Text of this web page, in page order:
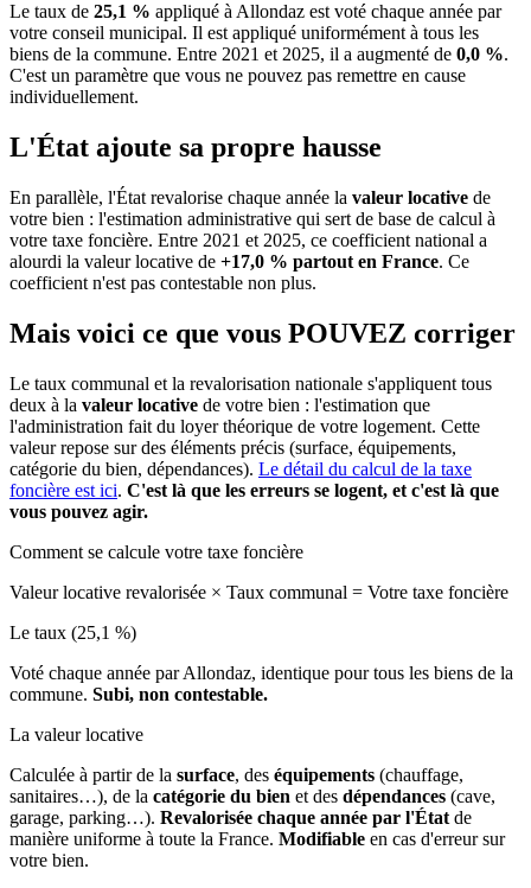
Le taux de 25,1 % appliqué à Allondaz est voté chaque année par
votre conseil municipal. Il est appliqué uniformément à tous les
biens de la commune. Entre 2021 et 2025, il a augmenté de 0,0 %.
C'est un paramètre que vous ne pouvez pas remettre en cause
individuellement.
L'État ajoute sa propre hausse
En parallèle, l'État revalorise chaque année la valeur locative de
votre bien : l'estimation administrative qui sert de base de calcul à
votre taxe foncière. Entre 2021 et 2025, ce coefficient national a
alourdi la valeur locative de +17,0 % partout en France. Ce
coefficient n'est pas contestable non plus.
Mais voici ce que vous POUVEZ corriger
Le taux communal et la revalorisation nationale s'appliquent tous
deux à la valeur locative de votre bien : l'estimation que
l'administration fait du loyer théorique de votre logement. Cette
valeur repose sur des éléments précis (surface, équipements,
catégorie du bien, dépendances). Le détail du calcul de la taxe
foncière est ici. C'est là que les erreurs se logent, et c'est là que
vous pouvez agir.
Comment se calcule votre taxe foncière
Valeur locative revalorisée × Taux communal = Votre taxe foncière
Le taux (25,1 %)
Voté chaque année par Allondaz, identique pour tous les biens de la
commune. Subi, non contestable.
La valeur locative
Calculée à partir de la surface, des équipements (chauffage,
sanitaires…), de la catégorie du bien et des dépendances (cave,
garage, parking…). Revalorisée chaque année par l'État de
manière uniforme à toute la France. Modifiable en cas d'erreur sur
votre bien.